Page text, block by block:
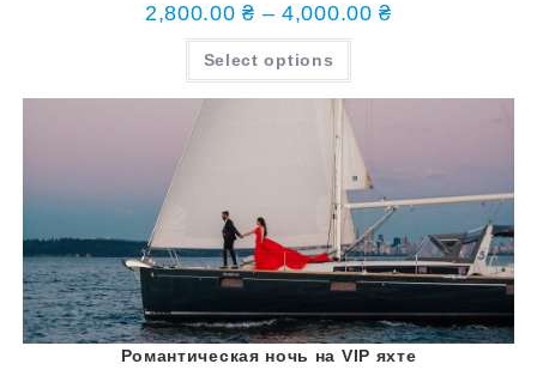
2,800.00₴ –4,000.00₴
Select options
Романтическая ночь на VIP яхте